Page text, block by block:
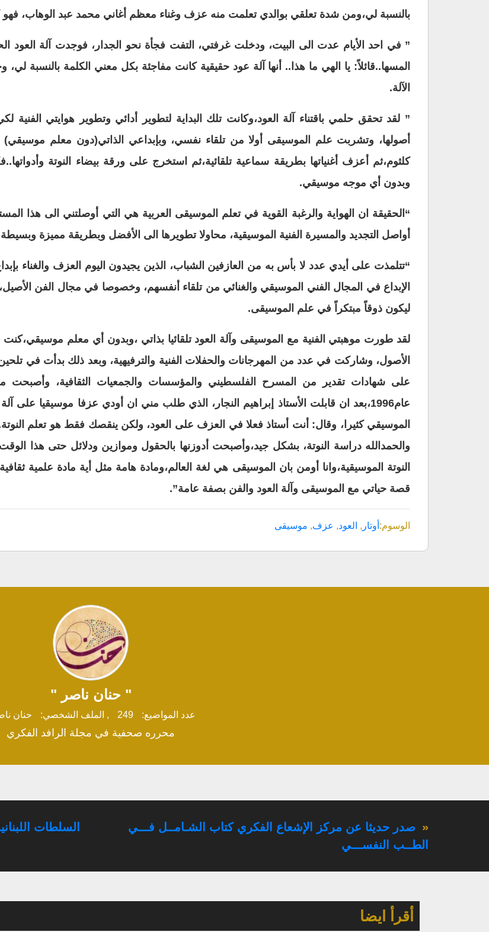
بالنسبة لي،ومن شدة تعلقي بوالدي تعلمت منه عزف وغناء معظم أغاني محمد عبد الوهاب، فهو
” في احد الأيام عدت الى البيت، ودخلت غرفتي، التفت فجأة نحو الجدار، فوجدت آلة
المسها..قائلاً: يا الهي ما هذا.. أنها آلة عود حقيقية كانت مفاجئة بكل معني الكلمة
الآلة.
” لقد تحقق حلمي باقتناء آلة العود،وكانت تلك البداية لتطوير أدائي وتطوير هوايتي
أصولها، وتشربت علم الموسيقى أولا من تلقاء نفسي، وبإبداعي الذاتي(دون معلم
كلثوم،ثم أعزف أغنياتها بطريقة سماعية تلقائية،ثم استخرج على ورقة بيضاء النوتة
وبدون أي موجه موسيقي.
“الحقيقة ان الهواية والرغبة القوية في تعلم الموسيقى العربية هي التي أوصلتني الى هذا
أواصل التجديد والمسيرة الفنية الموسيقية، محاولا تطويرها الى الأفضل وبطريقة مميزة
“تتلمذت على أيدي عدد لا بأس به من العازفين الشباب، الذين يجيدون اليوم العزف والغناء
الإبداع في المجال الفني الموسيقي والغنائي من تلقاء أنفسهم، وخصوصا في مجال الفن
ليكون ذوقاً مبتكراً في علم الموسيقى.
لقد طورت موهبتي الفنية مع الموسيقى وآلة العود تلقائيا بذاتي ،وبدون أي معلم
الأصول، وشاركت في عدد من المهرجانات والحفلات الفنية والترفيهية، وبعد ذلك بدأت في
على شهادات تقدير من المسرح الفلسطيني والمؤسسات والجمعيات الثقافية،
عام1996،بعد ان قابلت الأستاذ إبراهيم النجار، الذي طلب مني ان أودي عزفا موسيقيا
الموسيقي كثيرا، وقال: أنت أستاذ فعلا في العزف على العود، ولكن ينقصك فقط هو تعلم
والحمدالله دراسة النوتة، بشكل جيد،وأصبحت أدوزنها بالحقول وموازين ودلائل حتى هذا
النوتة الموسيقية،وانا أومن بان الموسيقى هي لغة العالم،ومادة هامة مثل أية مادة علمية
قصة حياتي مع الموسيقى وآلة العود والفن بصفة عامة”.
الوسوم: أوتار , العود, عزف, موسيقى
" حنان ناصر "
عدد المواضيع: 249
, الملف الشخصي: حنان
محرره صحفية في مجلة الرافد الفكري
« صدر حديثا عن مركز الإشعاع الفكري كتاب الشـامــل فـــي
الطــب النفســـي
أقرأ ايضا